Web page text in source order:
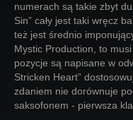
numerach są takie zbyt
Sin” cały jest taki wręcz
też jest średnio
Mystic Production, to
pozycje są napisane w
Stricken Heart”
zdaniem nie dorównuje
saksofonem - pierwsza